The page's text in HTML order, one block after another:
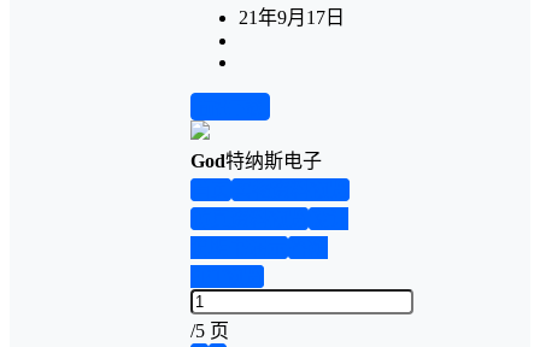
21年9月17日
God特纳斯电子
/5 页